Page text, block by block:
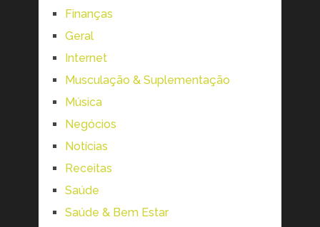
Finanças
Geral
Internet
Musculação & Suplementação
Música
Negócios
Notícias
Receitas
Saúde
Saúde & Bem Estar